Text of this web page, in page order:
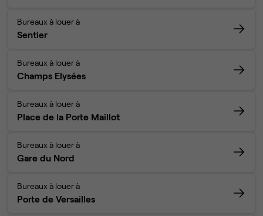
Bureaux à louer à
Sentier
Bureaux à louer à
Champs Elysées
Bureaux à louer à
Place de la Porte Maillot
Bureaux à louer à
Gare du Nord
Bureaux à louer à
Porte de Versailles